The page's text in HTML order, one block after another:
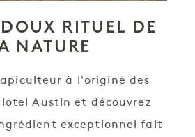
RITUEL DE
NATURE
à l'origine des
Austin et découvrez
exceptionnel fait